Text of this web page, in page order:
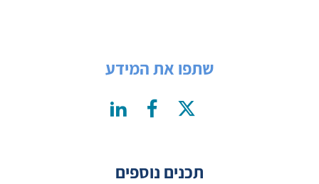
שתפו את המידע
תכנים נוספים